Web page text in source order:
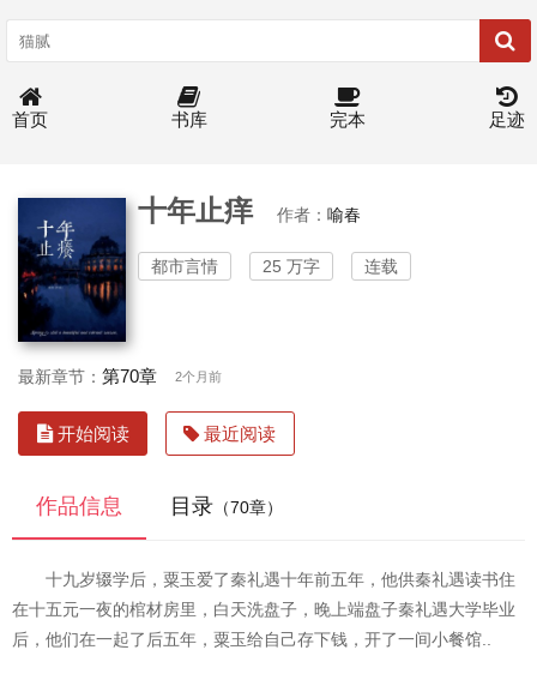
首页 书库 完本 足迹
十年止痒 作者： 喻春
都市言情 25 万字 连载
最新章节： 第70章 2个月前
开始阅读 最近阅读
作品信息 目录 （70章）
十九岁辍学后，粟玉爱了秦礼遇十年前五年，他供秦礼遇读书住
在十五元一夜的棺材房里，白天洗盘子，晚上端盘子秦礼遇大学毕业
后，他们在一起了后五年，粟玉给自己存下钱，开了一间小餐馆..